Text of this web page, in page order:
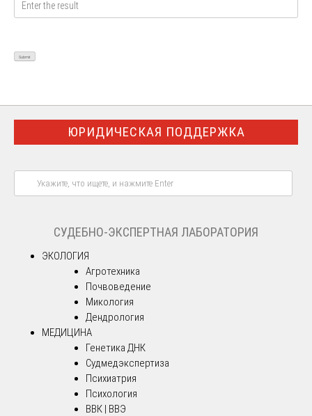
ЮРИДИЧЕСКАЯ ПОДДЕРЖКА
СУДЕБНО-ЭКСПЕРТНАЯ ЛАБОРАТОРИЯ
ЭКОЛОГИЯ
Агротехника
Почвоведение
Микология
Дендрология
МЕДИЦИНА
Генетика ДНК
Судмедэкспертиза
Психиатрия
Психология
ВВК | ВВЭ